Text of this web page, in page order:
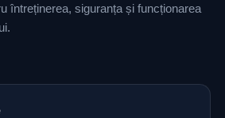
întreținerea, siguranța și funcționarea